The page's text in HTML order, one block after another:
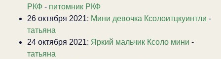
РКФ - питомник РКФ
26 октября 2021: Мини девочка Ксолоитцкуинтли -
татьяна
24 октября 2021: Яркий мальчик Ксоло мини -
татьяна